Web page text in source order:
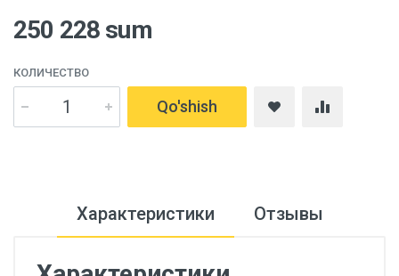
250 228 sum
КОЛИЧЕСТВО
Qo'shish
Характеристики Отзывы